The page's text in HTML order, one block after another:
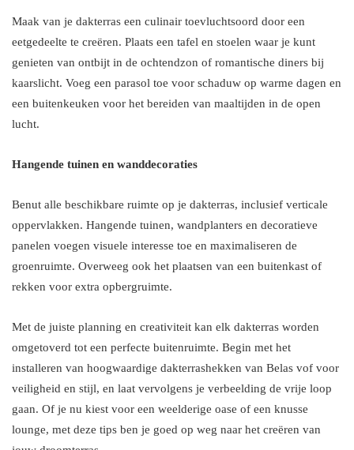
Maak van je dakterras een culinair toevluchtsoord door een
eetgedeelte te creëren. Plaats een tafel en stoelen waar je kunt
genieten van ontbijt in de ochtendzon of romantische diners bij
kaarslicht. Voeg een parasol toe voor schaduw op warme dagen en
een buitenkeuken voor het bereiden van maaltijden in de open
lucht.
Hangende tuinen en wanddecoraties
Benut alle beschikbare ruimte op je dakterras, inclusief verticale
oppervlakken. Hangende tuinen, wandplanters en decoratieve
panelen voegen visuele interesse toe en maximaliseren de
groenruimte. Overweeg ook het plaatsen van een buitenkast of
rekken voor extra opbergruimte.
Met de juiste planning en creativiteit kan elk dakterras worden
omgetoverd tot een perfecte buitenruimte. Begin met het
installeren van hoogwaardige dakterrashekken van Belas vof voor
veiligheid en stijl, en laat vervolgens je verbeelding de vrije loop
gaan. Of je nu kiest voor een weelderige oase of een knusse
lounge, met deze tips ben je goed op weg naar het creëren van